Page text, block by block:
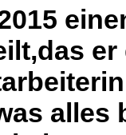
alles